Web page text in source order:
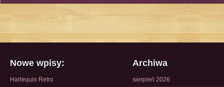
Nowe wpisy:
Harlequin Retro
Archiwa
sierpień 2026